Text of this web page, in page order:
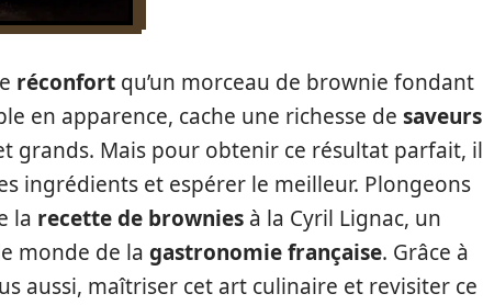
réconfort qu’un morceau de brownie fondant
en apparence, cache une richesse de saveurs
grands. Mais pour obtenir ce résultat parfait, il
ingrédients et espérer le meilleur. Plongeons
la recette de brownies à la Cyril Lignac, un
monde de la gastronomie française. Grâce à
aussi, maîtriser cet art culinaire et revisiter ce